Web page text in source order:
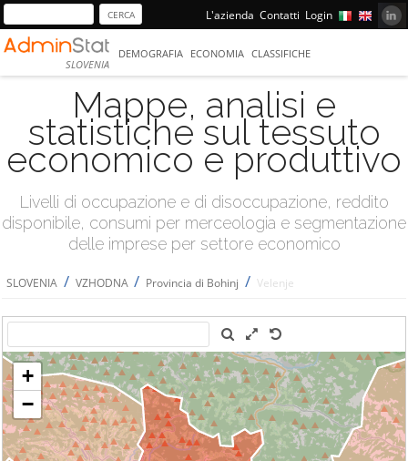
L'azienda Contatti Login
SLOVENIA
DEMOGRAFIA ECONOMIA CLASSIFICHE
Mappe, analisi e
statistiche sul tessuto
economico e produttivo
Livelli di occupazione e di disoccupazione, reddito
disponibile, consumi per merceologia e segmentazione
delle imprese per settore economico
SLOVENIA / VZHODNA / Provincia di Bohinj / Velenje